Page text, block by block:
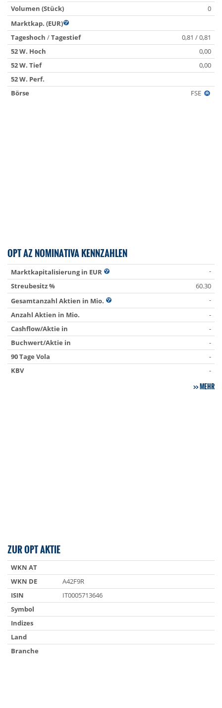
Volumen (Stück)
0
Marktkap. (EUR)
Tageshoch /Tagestief
0,81 / 0,81
52 W. Hoch
0,00
52 W. Tief
0,00
52 W. Perf.
Börse
FSE
OPT AZ NOMINATIVA KENNZAHLEN
Marktkapitalisierung in EUR
-
Streubesitz %
60.30
Gesamtanzahl Aktien in Mio.
-
Anzahl Aktien in Mio.
-
Cashflow/Aktie in
-
Buchwert/Aktie in
-
90 Tage Vola
-
KBV
-
MEHR
ZUR OPT AKTIE
WKN AT
WKN DE
A42F9R
ISIN
IT0005713646
Symbol
Indizes
Land
Branche